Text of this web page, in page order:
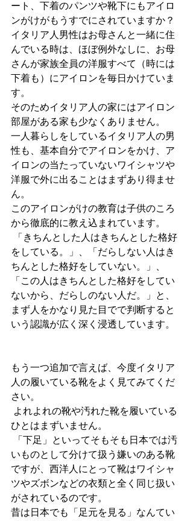
ート、下着のパンツや靴下にもアイロ
ンがけがもうすでにされていますか？
イタリア人男性はお母さんと一緒に住
んでいる時は、ほぼ例外なしに、お母
さんが家族全員の洋服すべて（時には
下着も）にアイロンを毎日かけていま
す。
そのためイタリア人の家にはアイロン
部屋がある家も少なくありません。
一人暮らしをしているイタリア人の男
性も、基本自分でアイロンをかけ、ア
イロンの当たっていないワイシャツや
洋服で外に出ることはまずあり得ませ
ん。
このアイロンがけの教育は子供のころ
から徹底的に教え込まれています。
をしている。」、「だらしない人はき
ちんとした格好をしていない。」、
「この人はきちんとした格好をしてい
ないから、だらしのない人だ。」と、
まず人をかなり見た目でで判断すると
いう認識が広く深く浸透しています。
もう一つ追加で言えば、今度イタリア
人の履いている靴をよく見てみてくだ
さい。
ひとはまずいません。
いものとして分けて扱う嫌いのある靴
ですが、西洋人にとって靴はワイシャ
ツやズボンなどの衣類と全く同じ扱い
がされているのです。
昔は日本でも「足元を見る」なんてい